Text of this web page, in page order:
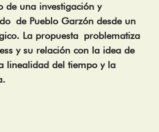
de una investigación y
de Pueblo Garzón desde un
La propuesta problematiza
y su relación con la idea de
linealidad del tiempo y la